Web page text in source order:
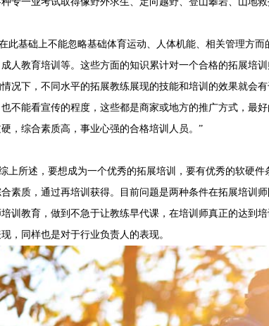
基础上不能忽略基础体育运动、人体机能、相关管理方而
人教育培训等。这些方面的知识累计对一个合格的拓展培
况下，不同水平的拓展教练展现的技能和培训的效果就会
不能看宣传的程度，这些都是商家或地方的推广方式，最
，综合素质高，事业心强的合格培训人员。”
所述，要想成为一个优秀的拓展培训，要有优秀的软硬件
素质，通过再培训获得。目前问题是两种条件在拓展培训
训教育，做到不急于让教练早代课，在培训师真正的达到
，同样也是对于行业负责人的表现。